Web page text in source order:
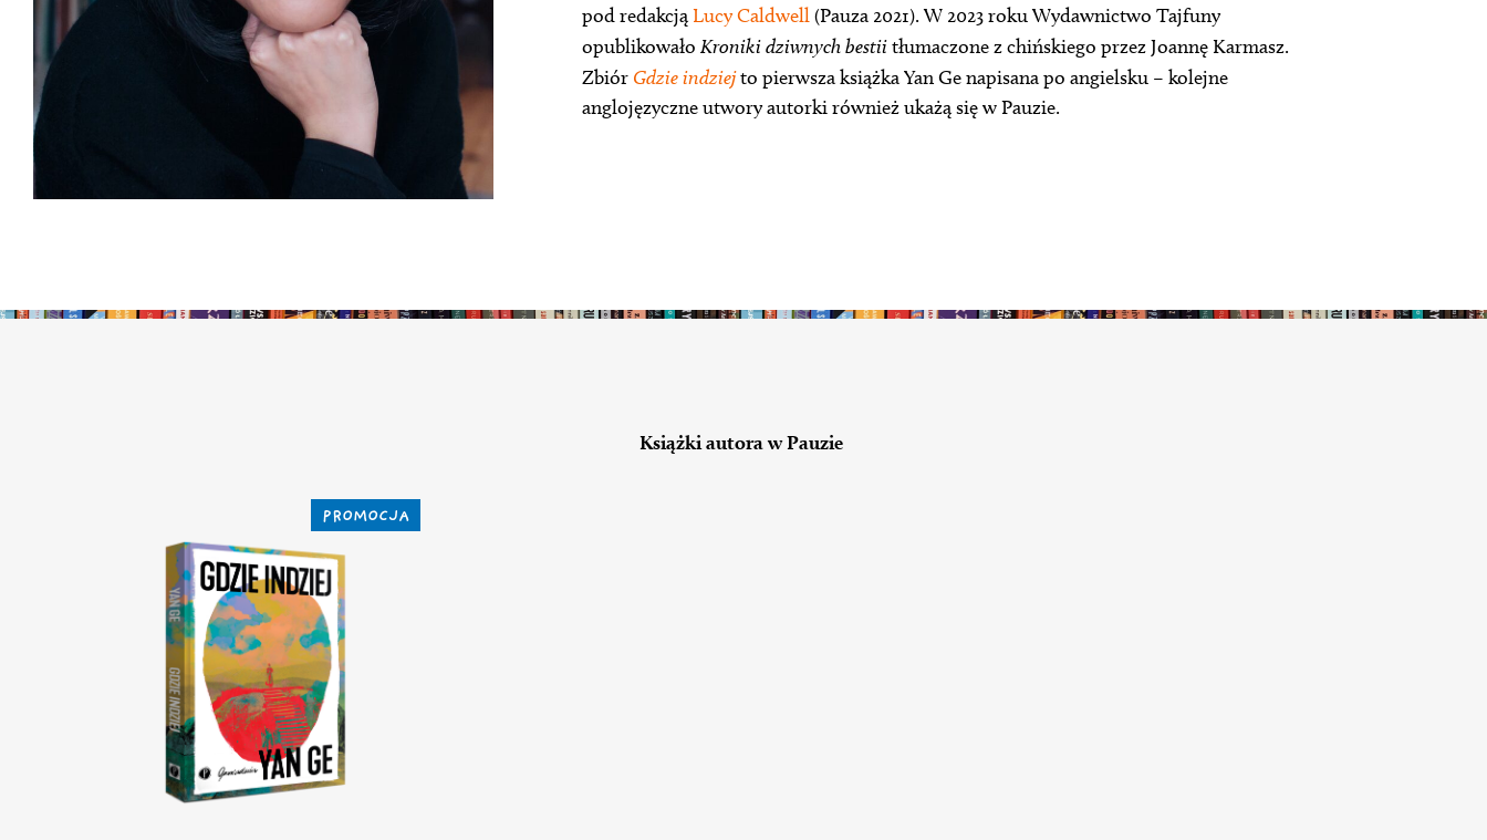
pod redakcjąLucy Caldwell(Pauza 2021). W 2023 roku Wydawnictwo Tajfuny
opublikowało Kroniki dziwnych bestiitłumaczone z chińskiego przez Joannę Karmasz.
Zbiór Gdzie indziejto pierwsza książka Yan Ge napisana po angielsku – kolejne
anglojęzyczne utwory autorki również ukażą się w Pauzie.
Książki autora w Pauzie
PROMOCJA